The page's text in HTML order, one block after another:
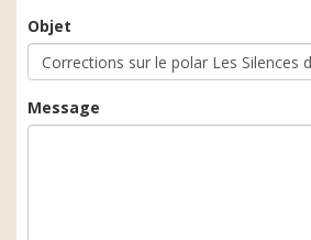
Objet
Message